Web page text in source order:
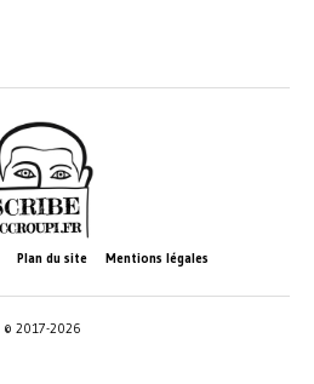
Plan du site Mentions légales
© 2017-2026